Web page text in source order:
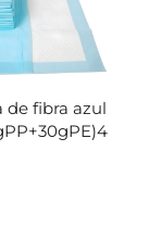
de fibra azul